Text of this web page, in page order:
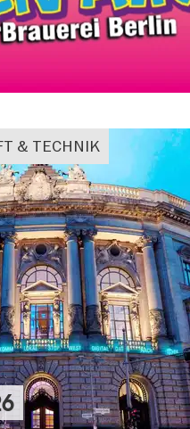
& TECHNIK